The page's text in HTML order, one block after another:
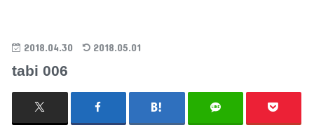
2018.04.30 2018.05.01
tabi 006